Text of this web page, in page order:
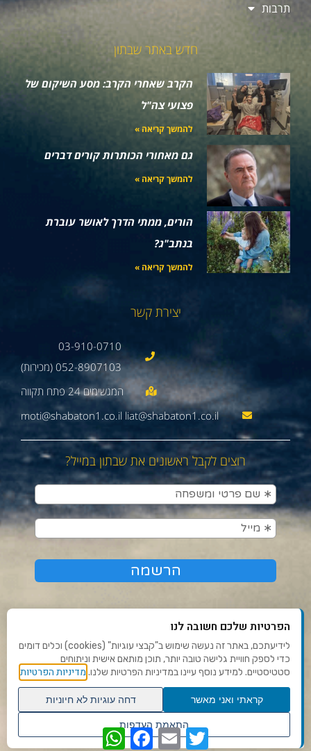
תרבות
חדש באתר שבתון
הקרב שאחרי הקרב: מסע השיקום של
פצועי צה"ל
להמשך קריאה »
גם מאחורי הכותרות קורים דברים
להמשך קריאה »
הורים, ממתי הדרך לאושר עוברת
בנתב"ג?
להמשך קריאה »
יצירת קשר
03-910-0710
052-8907103 (מכירות)
moti@shabaton1.co.il liat@shabaton1.co.il
רוצים לקבל ראשונים את שבתון במייל?
תנאי שימוש ומדיניות פרטיות
פנו אלינו
הצהרת נגישות
Ⓒ 2020 - כל הזכויות שמורות לשבתון WhatsAppFacebookEmailTwitter לראש
הפרטיות שלכם חשובה לנו
לידיעתכם, באתר זה נעשה שימוש ב"קבצי עוגיות" (cookies) וכלים דומים
כדי לספק חוויית גלישה טובה יותר, תוכן מותאם אישית וניתוחים
סטטיסטיים. למידע נוסף עיינו במדיניות הפרטיות שלנו. מדיניות הפרטיות
קראתי ואני מאשר
דחה עוגיות לא חיוניות
התאמת העדפות
שנו העדפות פרטיות